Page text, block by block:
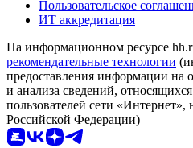
Пользовательское
ИТ аккредитация
На информационном ресурсе
рекомендательные технологии
предоставления информации на
и анализа сведений,
пользователей сети
Российской Федерации)